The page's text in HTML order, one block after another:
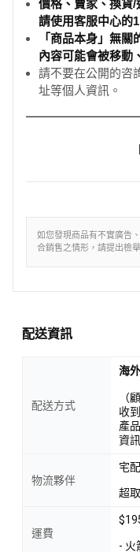
價格、賣家、換貨
請使用客服中心的
「商品本身」無
內容可能會被移動
請不要在公開的咨
址等個人資訊。
如您發現商品有不實廣告
合銷售之情形，請提出檢舉
配送資訊
配送方式
海
（
收
產
資
物流夥伴
宅
超
運費
- 火